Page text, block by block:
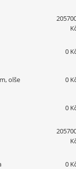
0
olše 0
0
0